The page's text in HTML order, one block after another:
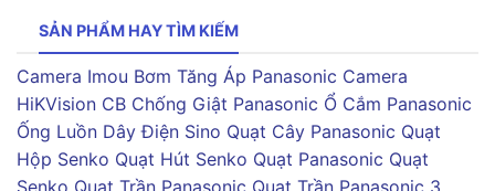
SẢN PHẨM HAY TÌM KIẾM
Camera Imou Bơm Tăng Áp Panasonic Camera
HiKVision CB Chống Giật Panasonic Ổ Cắm Panasonic
Ống Luồn Dây Điện Sino Quạt Cây Panasonic Quạt
Hộp Senko Quạt Hút Senko Quạt Panasonic Quạt
Senko Quạt Trần Panasonic Quạt Trần Panasonic 3